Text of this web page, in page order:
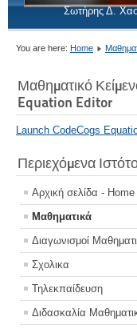
Σωτήρης Δ.
You are here: Home
Μαθηματικό
Equation Editor
Launch CodeCogs
Περιεχόμενα
Αρχική σελίδα - Home
Μαθηματικά
Διαγωνισμοί
Σχολικα
Τηλεκπαίδευση
Διδασκαλία